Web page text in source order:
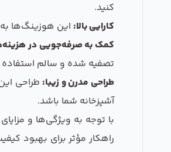
کنید.
کارایی بالا: این هوزینگ‌ها
کمک به صرفه‌جویی در
تصفیه شده و سالم استفاده
طراحی مدرن و زیبا: طراحی
آشپزخانه شما باشد.
راهکار مؤثر برای بهبود